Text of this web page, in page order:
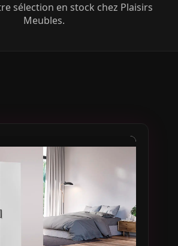
sélection en stock chez Plaisirs
Meubles.